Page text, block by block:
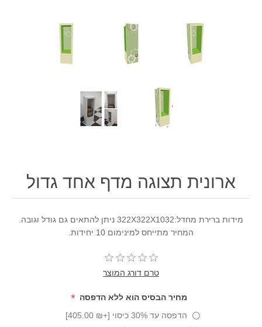
ארונית תצוגה מדף אחד גדול
מידות ברירת מחדל:322X322X1032 ניתן להתאים גם גודל וגובה.
המחיר מתייחס למינימום 10 יחידות.
טרם דורג המוצר
מחיר הבסיס הוא ללא הדפסה *
הדפסה עד 30% כיסוי [+₪ 405.00]